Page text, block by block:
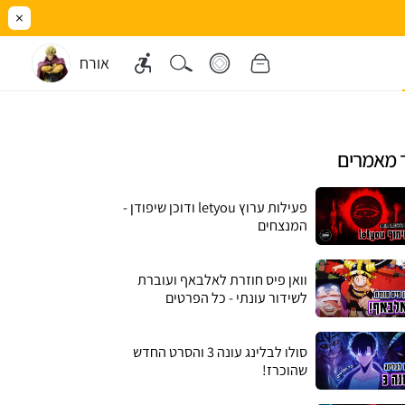
×
אורח
מאמרים
פעילות ערוץ letyou ודוכן שיפודן -
המנצחים
וואן פיס חוזרת לאלבאף ועוברת
לשידור עונתי - כל הפרטים
סולו לבלינג עונה 3 והסרט החדש
שהוכרז!